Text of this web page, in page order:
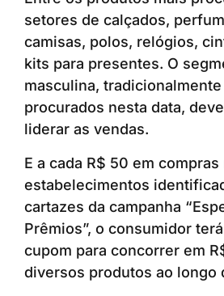
setores de calçados,
camisas, polos, relógios,
kits para presentes. O
masculina,
procurados nesta data,
liderar as vendas.
E a cada R$ 50 em compras
estabelecimentos
cartazes da campanha
Prêmios”, o consumidor
cupom para concorrer em
diversos produtos ao longo